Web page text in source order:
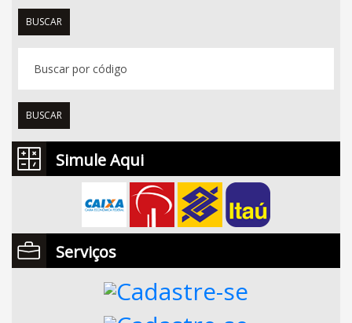
BUSCAR
BUSCAR
Simule Aqui
Serviços